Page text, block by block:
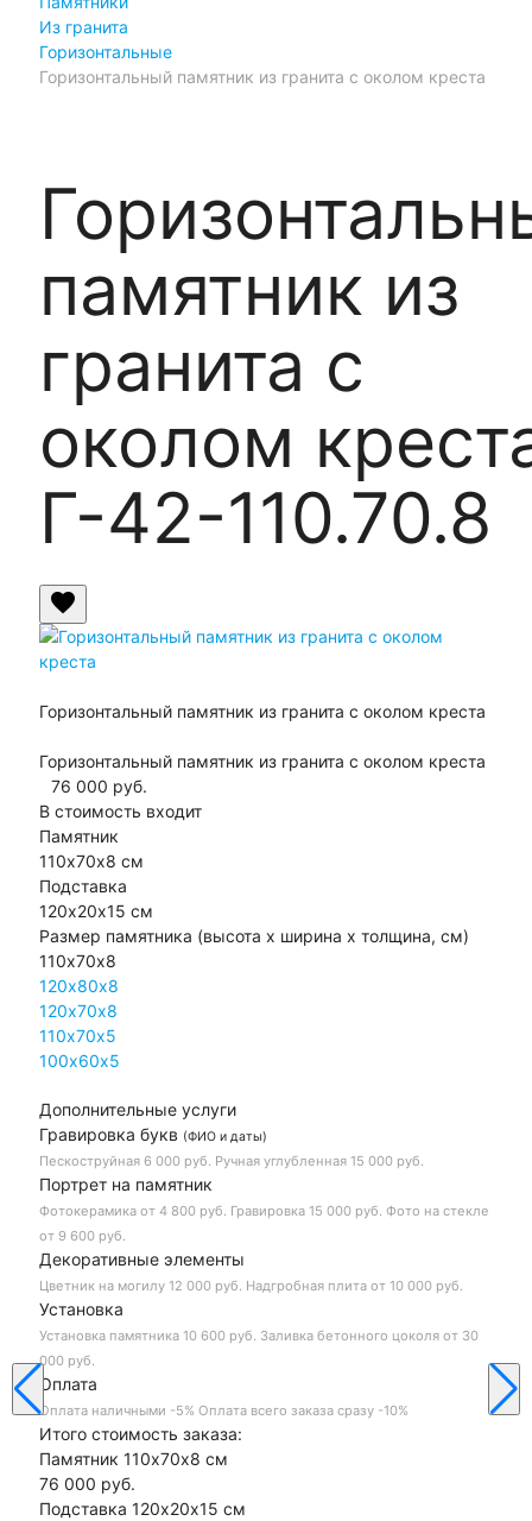
Из гранита
Горизонтальные
Горизонтальный памятник из гранита с околом креста
памятник из
гранита с
околом
Г-42-110.70.8
favorite
Горизонтальный памятник из гранита с околом креста
Горизонтальный памятник из гранита с околом креста
76 000 руб.
В стоимость входит
Памятник
110х70х8 см
Подставка
120х20х15 см
Размер памятника (высота х ширина х толщина, см)
110х70х8
120х80х8
120х70х8
110х70х5
100х60х5
Дополнительные услуги
Гравировка букв (ФИО и даты)
Пескоструйная 6 000 руб. Ручная углубленная 15 000 руб.
Портрет на памятник
Фотокерамика от 4 800 руб. Гравировка 15 000 руб. Фото на стекле
от 9 600 руб.
Декоративные элементы
Цветник на могилу 12 000 руб. Надгробная плита от 10 000 руб.
Установка
Установка памятника 10 600 руб. Заливка бетонного цоколя от 30
000 руб.
Оплата
Оплата наличными -5% Оплата всего заказа сразу -10%
Итого стоимость заказа:
Памятник 110х70х8 см
76 000 руб.
Подставка 120х20х15 см